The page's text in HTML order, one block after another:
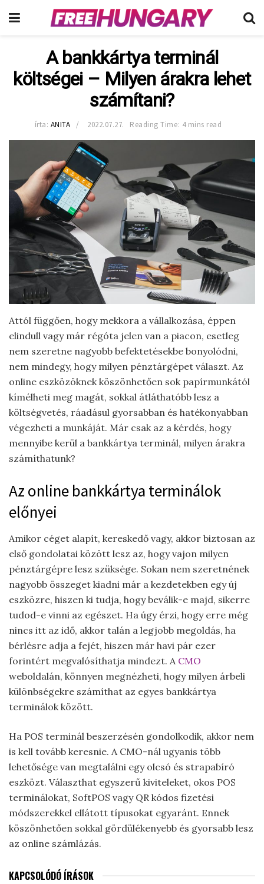
A bankkártya terminál
költségei – Milyen árakra lehet
számítani?
írta: ANITA 2022.07.27. Reading Time: 4 mins read
Attól függően, hogy mekkora a vállalkozása, éppen
elindull vagy már régóta jelen van a piacon, esetleg
nem szeretne nagyobb befektetésekbe bonyolódni,
nem mindegy, hogy milyen pénztárgépet választ. Az
online eszközöknek köszönhetően sok papírmunkától
kímélheti meg magát, sokkal átláthatóbb lesz a
költségvetés, ráadásul gyorsabban és hatékonyabban
végezheti a munkáját. Már csak az a kérdés, hogy
mennyibe kerül a bankkártya terminál, milyen árakra
számíthatunk?
Az online bankkártya terminálok
előnyei
Amikor céget alapít, kereskedő vagy, akkor biztosan az
első gondolatai között lesz az, hogy vajon milyen
pénztárgépre lesz szüksége. Sokan nem szeretnének
nagyobb összeget kiadni már a kezdetekben egy új
eszközre, hiszen ki tudja, hogy beválik-e majd, sikerre
tudod-e vinni az egészet. Ha úgy érzi, hogy erre még
nincs itt az idő, akkor talán a legjobb megoldás, ha
bérlésre adja a fejét, hiszen már havi pár ezer
forintért megvalósíthatja mindezt. A CMO
weboldalán, könnyen megnézheti, hogy milyen árbeli
különbségekre számíthat az egyes bankkártya
terminálok között.
Ha POS terminál beszerzésén gondolkodik, akkor nem
is kell tovább keresnie. A CMO-nál ugyanis több
lehetősége van megtalálni egy olcsó és strapabíró
eszközt. Választhat egyszerű kiviteleket, okos POS
terminálokat, SoftPOS vagy QR kódos fizetési
módszerekkel ellátott típusokat egyaránt. Ennek
köszönhetően sokkal gördülékenyebb és gyorsabb lesz
az online számlázás.
KAPCSOLÓDÓ ÍRÁSOK